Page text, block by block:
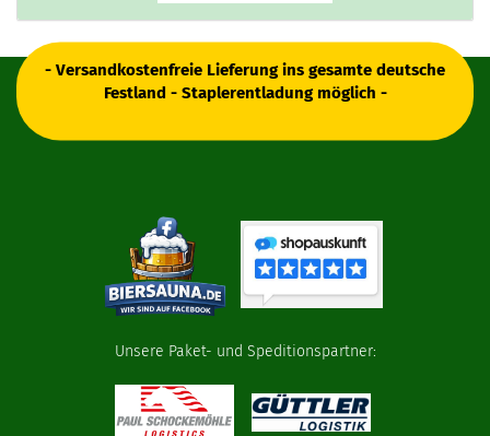
- Versandkostenfreie Lieferung ins gesamte deutsche
Festland - Staplerentladung möglich -
Unsere Paket- und Speditionspartner: